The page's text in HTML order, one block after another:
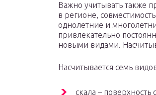
Важно учитывать также
в регионе,
однолетние и
привлекательно
новыми видами.
Насчитывается семь
скала –